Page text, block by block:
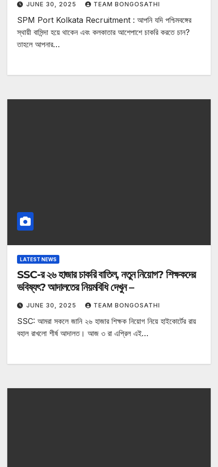
JUNE 30, 2025 TEAM BONGOSATHI
SPM Port Kolkata Recruitment : আপনি যদি পশ্চিমবঙ্গের
স্থায়ী বাসিন্দা হয়ে থাকেন এবং কলকাতার আশেপাশে চাকরি করতে চান?
তাহলে আপনার…
LATEST NEWS
SSC-র ২৬ হাজার চাকরি বাতিল, নতুন নিয়োগ? শিক্ষকদের
ভবিষ্যৎ? আদালতের নিয়মবিধি দেখুন –
JUNE 30, 2025 TEAM BONGOSATHI
SSC: আমরা সকলে জানি ২৬ হাজার শিক্ষক নিয়োগ নিয়ে হাইকোর্টের রায়
বহাল রাখলো শীর্ষ আদালত। আজ ৩ রা এপ্রিল এই…